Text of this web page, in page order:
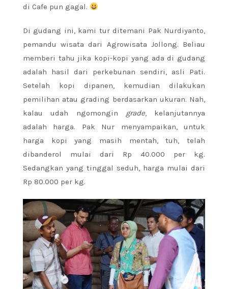
di Cafe pun gagal.
Di gudang ini, kami tur ditemani Pak Nurdiyanto,
pemandu wisata dari Agrowisata Jollong. Beliau
memberi tahu jika kopi-kopi yang ada di gudang
adalah hasil dari perkebunan sendiri, asli Pati.
Setelah kopi dipanen, kemudian dilakukan
pemilihan atau grading berdasarkan ukuran. Nah,
kalau udah ngomongin grade, kelanjutannya
adalah harga. Pak Nur menyampaikan, untuk
harga kopi yang masih mentah, tuh, telah
dibanderol mulai dari Rp 40.000 per kg.
Sedangkan yang tinggal seduh, harga mulai dari
Rp 80.000 per kg.